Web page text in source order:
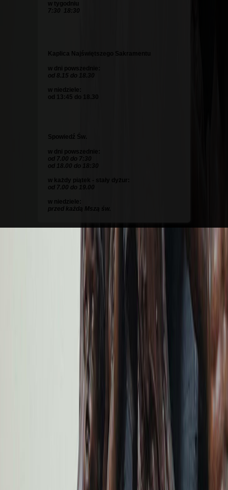
w tygodniu
7:30 18:30
Kaplica Najświętszego Sakramentu
w dni powszednie:
od 8.15 do 18.30
w niedziele:
od 13:45 do 18.30
Spowiedź Św.
w dni powszednie:
od 7.00 do 7:30
od 18.00 do 18:30
w każdy piątek - stały dyżur:
od 7.00 do 19.00
w niedziele:
przed każdą Mszą św.